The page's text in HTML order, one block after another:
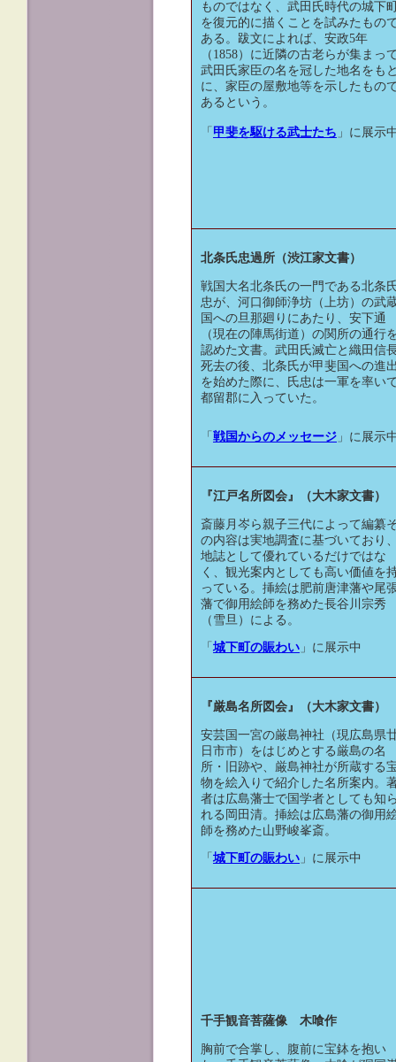
ものではなく、武田氏時代の城下
を復元的に描くことを試みたもの
ある。跋文によれば、安政5年
（1858）に近隣の古老らが集まっ
武田氏家臣の名を冠した地名をも
に、家臣の屋敷地等を示したもの
あるという。
「 甲斐を駆ける武士たち 」に展示
北条氏忠過所（渋江家文書）
戦国大名北条氏の一門である北条
忠が、河口御師浄坊（上坊）の武
国への旦那廻りにあたり、安下通
（現在の陣馬街道）の関所の通行
認めた文書。武田氏滅亡と織田信
死去の後、北条氏が甲斐国への進
を始めた際に、氏忠は一軍を率い
都留郡に入っていた。
「 戦国からのメッセージ 」に展示
『江戸名所図会』（大木家文書）
斎藤月岑ら親子三代によって編纂
の内容は実地調査に基づいており
地誌として優れているだけではな
く、観光案内としても高い価値を
っている。挿絵は肥前唐津藩や尾
藩で御用絵師を務めた長谷川宗秀
（雪旦）による。
「 城下町の賑わい 」に展示中
『厳島名所図会』（大木家文書）
安芸国一宮の厳島神社（現広島県
日市市）をはじめとする厳島の名
所・旧跡や、厳島神社が所蔵する
物を絵入りで紹介した名所案内。
者は広島藩士で国学者としても知
れる岡田清。挿絵は広島藩の御用
師を務めた山野峻峯斎。
「 城下町の賑わい 」に展示中
千手観音菩薩像 木喰作
胸前で合掌し、腹前に宝鉢を抱い